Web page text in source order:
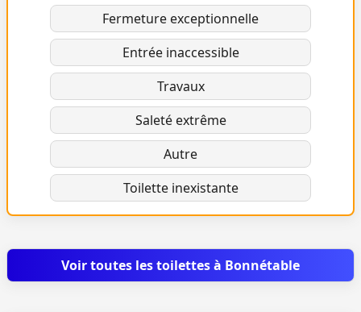
Fermeture exceptionnelle
Entrée inaccessible
Travaux
Saleté extrême
Autre
Toilette inexistante
Voir toutes les toilettes à Bonnétable